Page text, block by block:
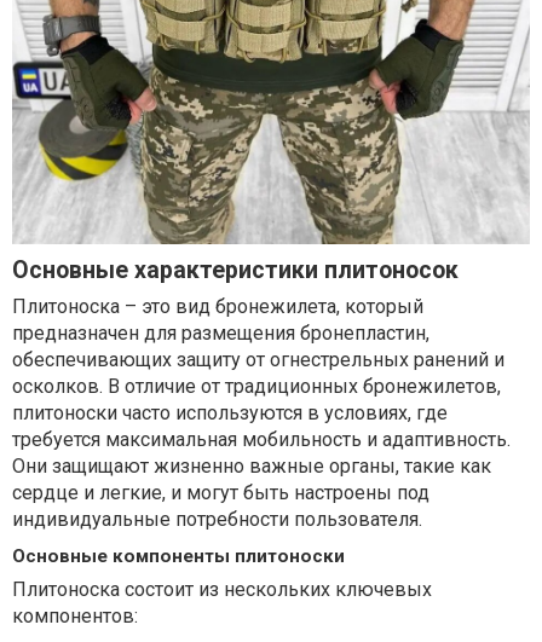
Основные характеристики плитоносок
Плитоноска – это вид бронежилета, который
предназначен для размещения бронепластин,
обеспечивающих защиту от огнестрельных ранений и
осколков. В отличие от традиционных бронежилетов,
плитоноски часто используются в условиях, где
требуется максимальная мобильность и адаптивность.
Они защищают жизненно важные органы, такие как
сердце и легкие, и могут быть настроены под
индивидуальные потребности пользователя.
Основные компоненты плитоноски
Плитоноска состоит из нескольких ключевых
компонентов: